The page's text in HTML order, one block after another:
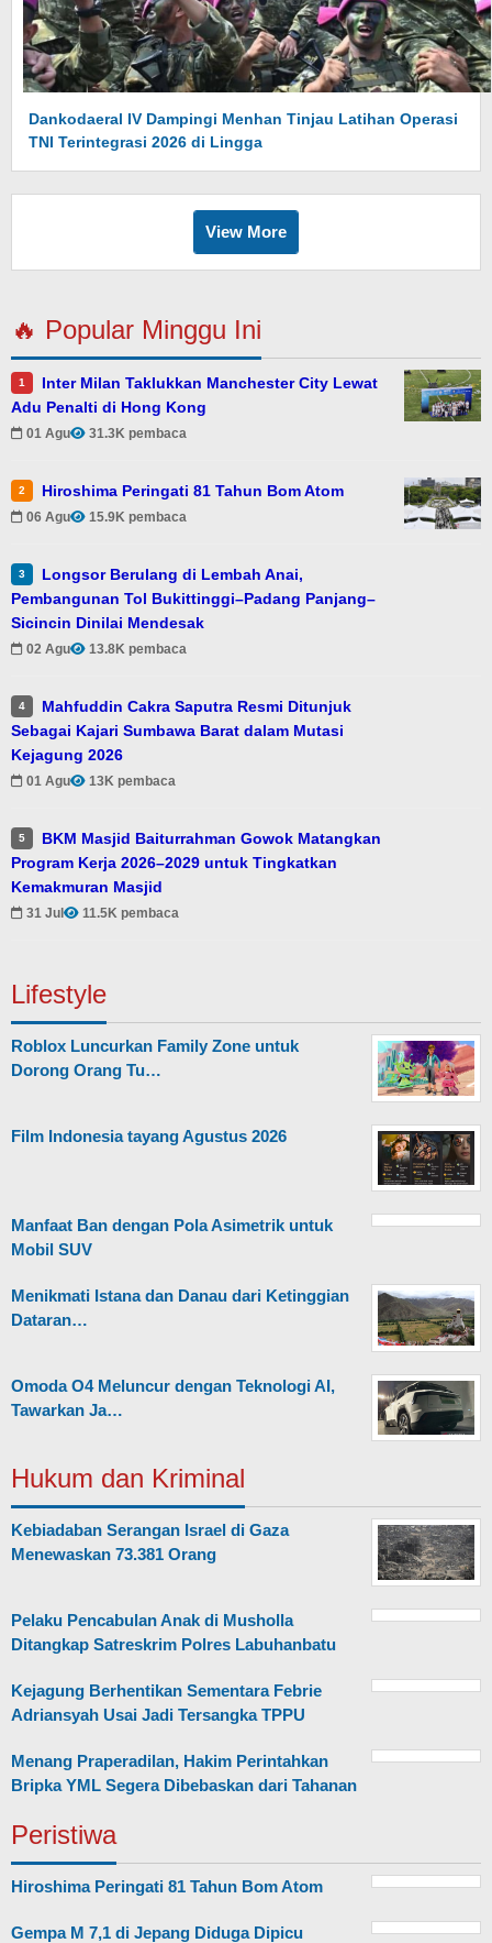
Dankodaeral IV Dampingi Menhan Tinjau Latihan Operasi
TNI Terintegrasi 2026 di Lingga
View More
🔥 Popular Minggu Ini
1
Inter Milan Taklukkan Manchester City Lewat
Adu Penalti di Hong Kong
01 Agu 31.3K pembaca
2 Hiroshima Peringati 81 Tahun Bom Atom
06 Agu 15.9K pembaca
3
Longsor Berulang di Lembah Anai,
Pembangunan Tol Bukittinggi–Padang Panjang–
Sicincin Dinilai Mendesak
02 Agu 13.8K pembaca
4
Mahfuddin Cakra Saputra Resmi Ditunjuk
Sebagai Kajari Sumbawa Barat dalam Mutasi
Kejagung 2026
01 Agu 13K pembaca
5
BKM Masjid Baiturrahman Gowok Matangkan
Program Kerja 2026–2029 untuk Tingkatkan
Kemakmuran Masjid
31 Jul 11.5K pembaca
Lifestyle
Roblox Luncurkan Family Zone untuk
Dorong Orang Tu…
Film Indonesia tayang Agustus 2026
Manfaat Ban dengan Pola Asimetrik untuk
Mobil SUV
Menikmati Istana dan Danau dari Ketinggian
Dataran…
Omoda O4 Meluncur dengan Teknologi AI,
Tawarkan Ja…
Hukum dan Kriminal
Kebiadaban Serangan Israel di Gaza
Menewaskan 73.381 Orang
Pelaku Pencabulan Anak di Musholla
Ditangkap Satreskrim Polres Labuhanbatu
Kejagung Berhentikan Sementara Febrie
Adriansyah Usai Jadi Tersangka TPPU
Menang Praperadilan, Hakim Perintahkan
Bripka YML Segera Dibebaskan dari Tahanan
Peristiwa
Hiroshima Peringati 81 Tahun Bom Atom
Gempa M 7,1 di Jepang Diduga Dipicu